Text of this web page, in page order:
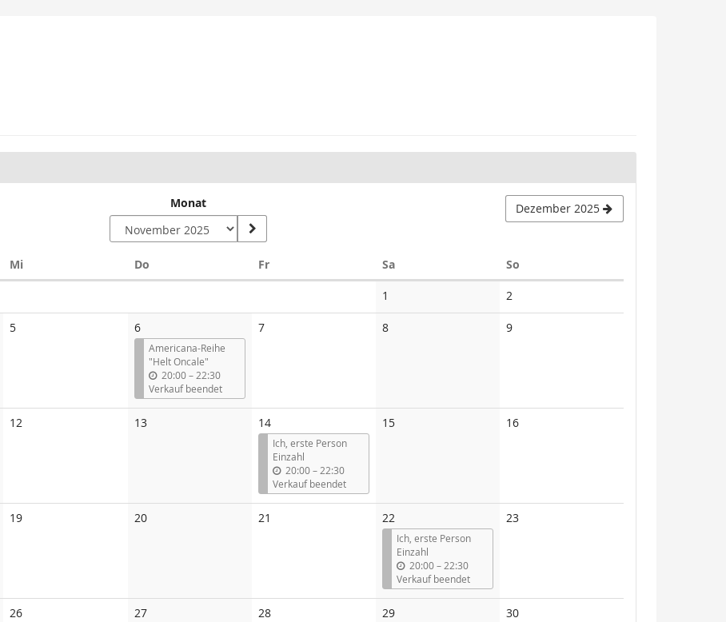
Monat Dezember 2025
MiMittwoch Do FrFreitag SaSamstag So
1
Veranstaltungen
2
Veranstaltungen
5Keine
6
Americana-Reihe
"Helt Oncale"
20:00–b
i
s
22:30
Verkauf beendet
7Keine
8Keine
9Keine
12 13Keine
14
Ich, erste Person
Einzahl
20:00–b
i
s
22:30
Verkauf beendet
15Keine
16Keine
19Keine
20Keine
21 22
Ich, erste Person
Einzahl
20:00–b
i
s
22:30
Verkauf beendet
23Keine
26Keine
27Keine
28 29 30